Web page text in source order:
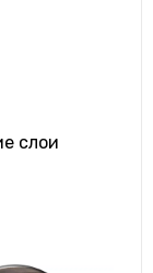
слои